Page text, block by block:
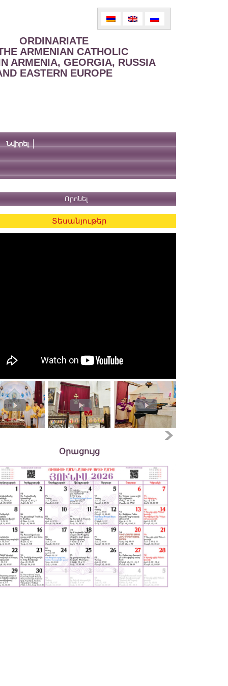
ORDINARIATE
ARMENIAN CATHOLIC
ARMENIA, GEORGIA, RUSSIA
EASTERN EUROPE
Նվիրել
Տեսանյութեր
Օրացույց